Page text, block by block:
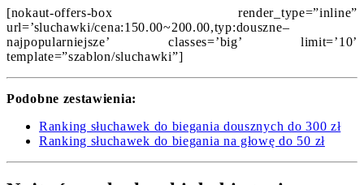
[nokaut-offers-box render_type=”inline”
url=’sluchawki/cena:150.00~200.00,typ:douszne–
najpopularniejsze’ classes=’big’ limit=’10’
template=”szablon/sluchawki”]
Podobne zestawienia:
Ranking słuchawek do biegania dousznych do 300 zł
Ranking słuchawek do biegania na głowę do 50 zł